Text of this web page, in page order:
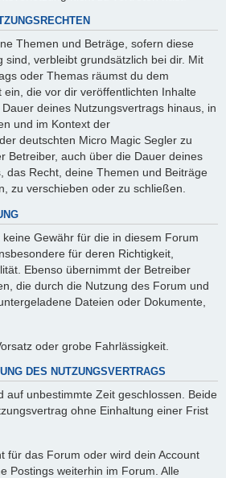
Themen und Beträge, sofern diese
sind, verbleibt grundsätzlich bei dir. Mit
oder Themas räumst du dem
ein, die vor dir veröffentlichten Inhalte
deines Nutzungsvertrags hinaus, in
und im Kontext der
deutschten Micro Magic Segler zu
Betreiber, auch über die Dauer deines
das Recht, deine Themen und Beiträge
zu verschieben oder zu schließen.
Gewähr für die in diesem Forum
für deren Richtigkeit,
Ebenso übernimmt der Betreiber
die durch die Nutzung des Forum und
Dateien oder Dokumente,
oder grobe Fahrlässigkeit.
DES NUTZUNGSVERTRAGS
auf unbestimmte Zeit geschlossen. Beide
ohne Einhaltung einer Frist
für das Forum oder wird dein Account
Postings weiterhin im Forum. Alle